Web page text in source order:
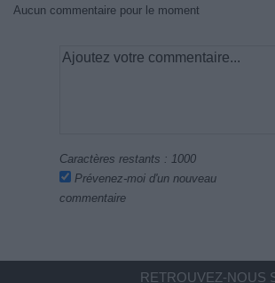
Aucun commentaire pour le moment
Caractères restants : 1000
Prévenez-moi d'un nouveau
commentaire
RETROUVEZ-NOUS